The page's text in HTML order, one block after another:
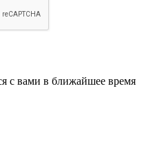
с вами в ближайшее время